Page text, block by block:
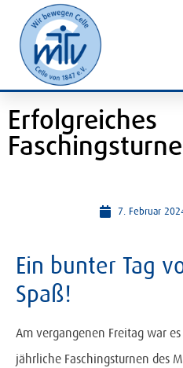
Erfolgreiches
7. Februar
Ein bunter Tag
Spaß!
Am vergangenen Freitag war
jährliche Faschingsturnen des